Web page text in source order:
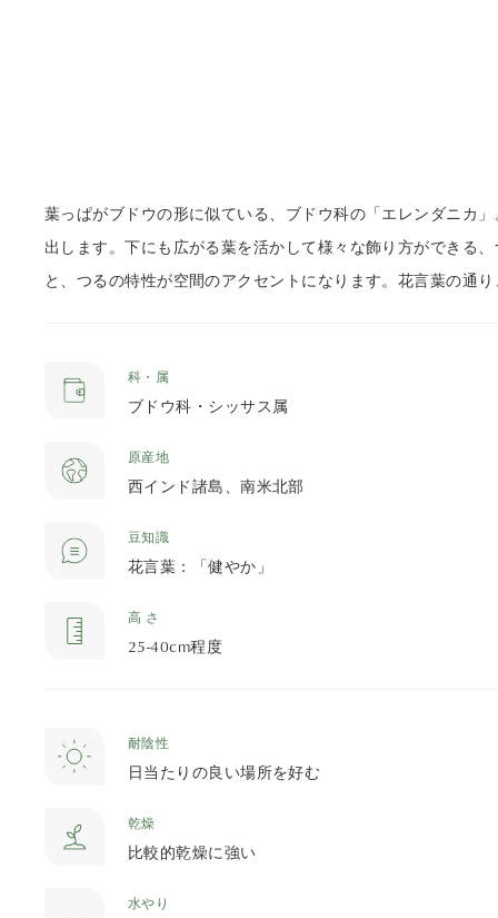
葉っぱがブドウの形に似ている、ブドウ科の「エレンダニカ
出します。下にも広がる葉を活かして様々な飾り方ができる
と、つるの特性が空間のアクセントになります。花言葉の通
科・属
ブドウ科・シッサス属
原産地
西インド諸島、南米北部
豆知識
花言葉：「健やか」
高 さ
25-40cm程度
耐陰性
日当たりの良い場所を好む
乾燥
比較的乾燥に強い
水やり